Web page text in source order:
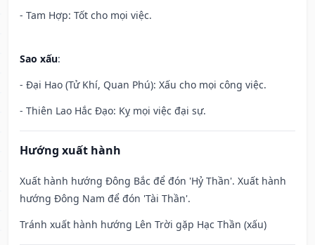
- Tam Hợp: Tốt cho mọi việc.
Sao xấu:
- Đại Hao (Tử Khí, Quan Phú): Xấu cho mọi công việc.
- Thiên Lao Hắc Đạo: Kỵ mọi việc đại sự.
Hướng xuất hành
Xuất hành hướng Đông Bắc để đón 'Hỷ Thần'. Xuất hành
hướng Đông Nam để đón 'Tài Thần'.
Tránh xuất hành hướng Lên Trời gặp Hạc Thần (xấu)